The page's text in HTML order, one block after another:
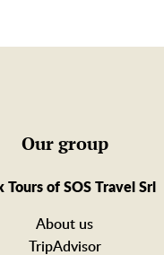
Our group
Tours of SOS Travel Srl
About us
TripAdvisor